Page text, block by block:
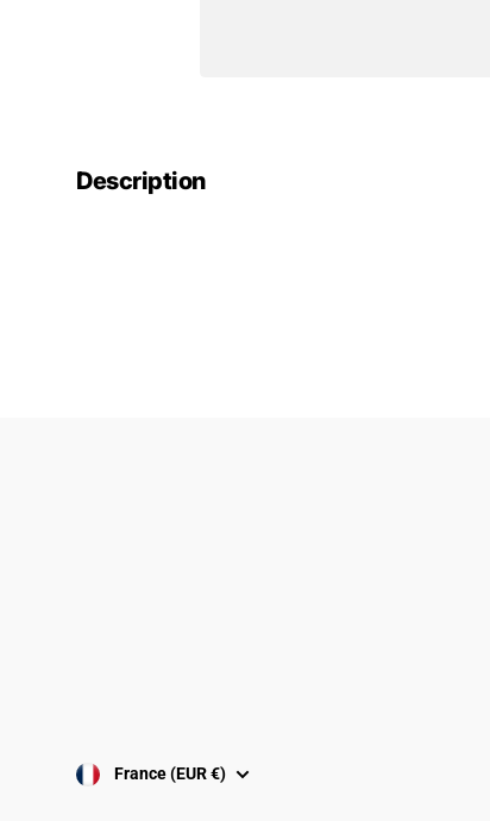
Description
France (EUR €)